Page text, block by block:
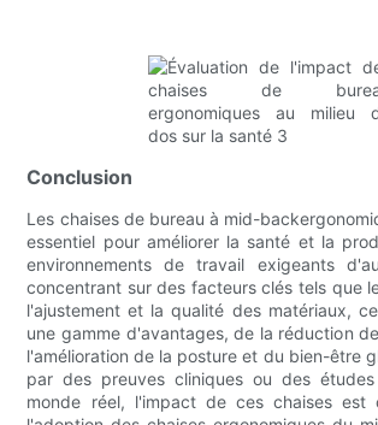
Conclusion
Les chaises de bureau à mid-
essentiel pour améliorer la santé et la
environnements de travail exigeants
concentrant sur des facteurs clés tels que
l'ajustement et la qualité des matériaux,
une gamme d'avantages, de la réduction
l'amélioration de la posture et du bien-être
par des preuves cliniques ou des
monde réel, l'impact de ces chaises est